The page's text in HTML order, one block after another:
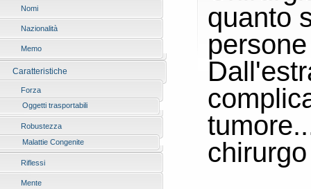
Nomi
Nazionalità
Memo
Caratteristiche
Forza
Oggetti trasportabili
Robustezza
Malattie Congenite
Riflessi
Mente
quanto
chirurgo